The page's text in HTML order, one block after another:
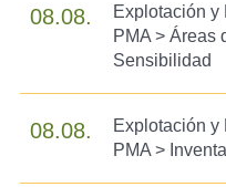
08.08.
Explotación y
PMA > Áreas
Sensibilidad
08.08.
Explotación y
PMA >